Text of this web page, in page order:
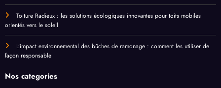
Toiture Radieux : les solutions écologiques innovantes pour toits mobiles
orientés vers le soleil
L’impact environnemental des bûches de ramonage : comment les utiliser de
façon responsable
Nos categories